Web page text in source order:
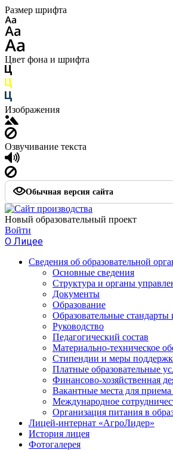
Размер шрифта
Цвет фона и шрифта
Изображения
Озвучивание текста
Обычная версия сайта
Новый образовательный проект
Войти
О Лицее
Сведения об образовательной
Основные сведения
Структура и органы
Документы
Образование
Образовательные стандарты
Руководство
Педагогический состав
Материально-техническое
Стипендии и меры
Платные образовательные
Финансово-хозяйственная
Вакантные места для
Международное
Организация питания в
Лицей-интернат «АгроЛидер»
История лицея
Фотогалерея